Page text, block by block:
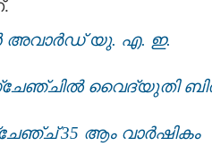
അവാർഡ്‌ യു. എ. ഇ.
വൈദ്യുതി
35 ആം വാര്‍ഷികം